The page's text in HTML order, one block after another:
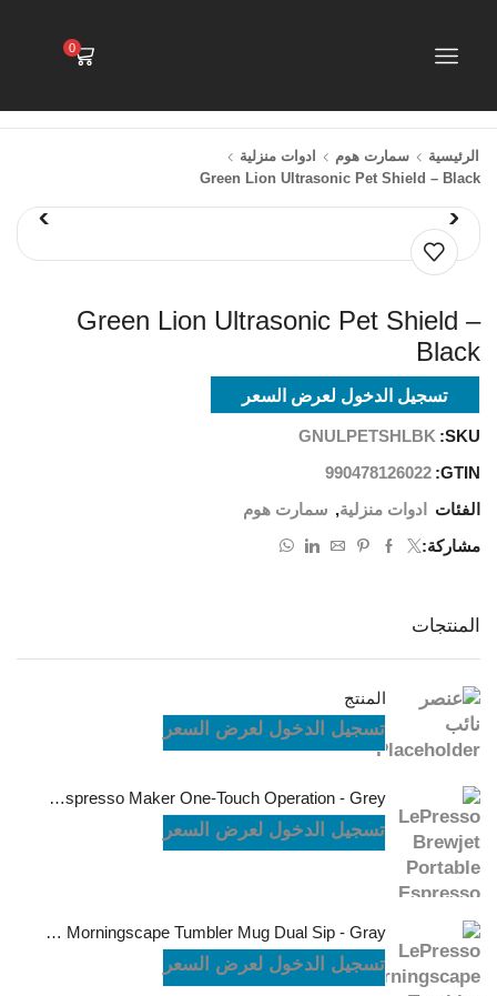
0
الرئيسية سمارت هوم
ادوات منزلية
Green Lion Ultrasonic Pet Shield – Black
Green Lion Ultrasonic Pet Shield –
Black
تسجيل الدخول لعرض السعر
SKU:
GNULPETSHLBK
GTIN:
990478126022
الفئات ادوات منزلية, سمارت هوم
مشاركة:
المنتجات
المنتج
تسجيل الدخول لعرض السعر
LePresso Brewjet Portable Espresso Maker One-Touch Operation - Grey
تسجيل الدخول لعرض السعر
LePresso Morningscape Tumbler Mug Dual Sip - Gray
تسجيل الدخول لعرض السعر